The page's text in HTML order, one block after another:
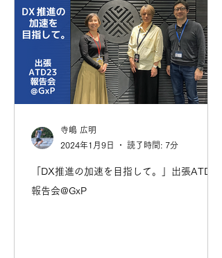
「DX推進の加速を目指して。」出張ATD23
報告会@GxP
寺嶋 広明
2024年1月9日
読了時間: 7分